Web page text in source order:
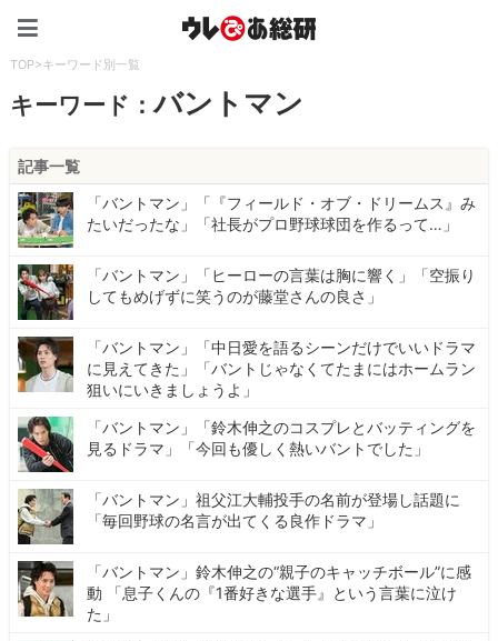
TOP>キーワード別一覧
キーワード：バントマン
記事一覧
「バントマン」「『フィールド・オブ・ドリームス』み
たいだったな」「社長がプロ野球球団を作るって…」
「バントマン」「ヒーローの言葉は胸に響く」「空振り
してもめげずに笑うのが藤堂さんの良さ」
「バントマン」「中日愛を語るシーンだけでいいドラマ
に見えてきた」「バントじゃなくてたまにはホームラン
狙いにいきましょうよ」
「バントマン」「鈴木伸之のコスプレとバッティングを
見るドラマ」「今回も優しく熱いバントでした」
「バントマン」祖父江大輔投手の名前が登場し話題に
「毎回野球の名言が出てくる良作ドラマ」
「バントマン」鈴木伸之の“親子のキャッチボール”に感
動 「息子くんの『1番好きな選手』という言葉に泣け
た」